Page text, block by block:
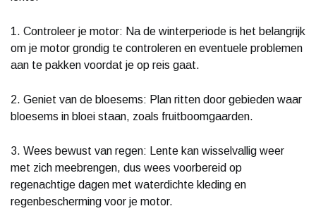
1. Controleer je motor: Na de winterperiode is het belangrijk
om je motor grondig te controleren en eventuele problemen
aan te pakken voordat je op reis gaat.
2. Geniet van de bloesems: Plan ritten door gebieden waar
bloesems in bloei staan, zoals fruitboomgaarden.
3. Wees bewust van regen: Lente kan wisselvallig weer
met zich meebrengen, dus wees voorbereid op
regenachtige dagen met waterdichte kleding en
regenbescherming voor je motor.